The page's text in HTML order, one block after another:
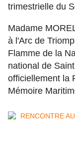
trimestrielle du
Madame
à l'Arc de
Flamme de la
national de
officiellement la
Mémoire